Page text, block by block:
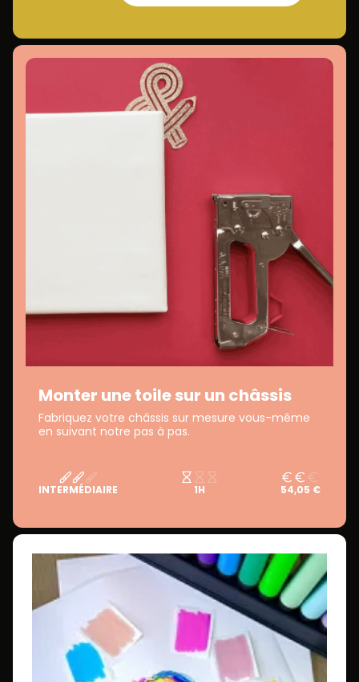
Monter une toile sur un châssis
Fabriquez votre châssis sur mesure vous-même
en suivant notre pas à pas.
INTERMÉDIAIRE 1H 54,05 €